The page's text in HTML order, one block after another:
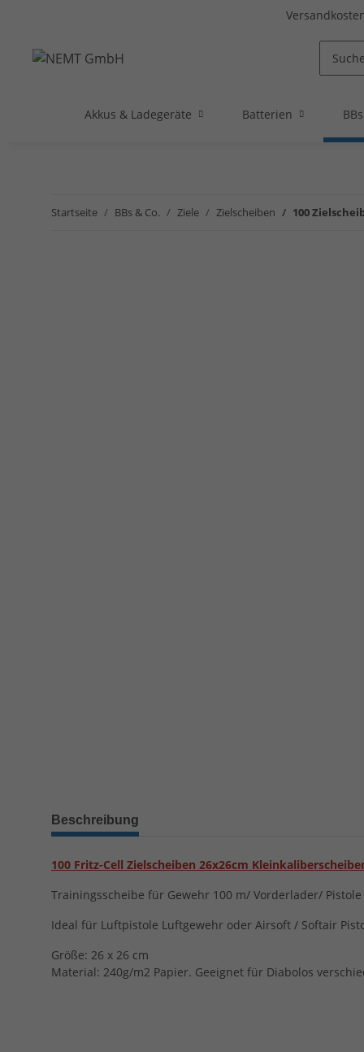
Akkus & Ladegeräte Batterien
Startseite BBs & Co. Ziele Zielscheiben 100
Beschreibung
100 Fritz-Cell Zielscheiben 26x26cm
Trainingsscheibe für Gewehr 100 m/ Vorderlader/
Ideal für Luftpistole Luftgewehr oder Airsoft / Softair
Größe: 26 x 26 cm
Material: 240g/m2 Papier. Geeignet für Diabolos